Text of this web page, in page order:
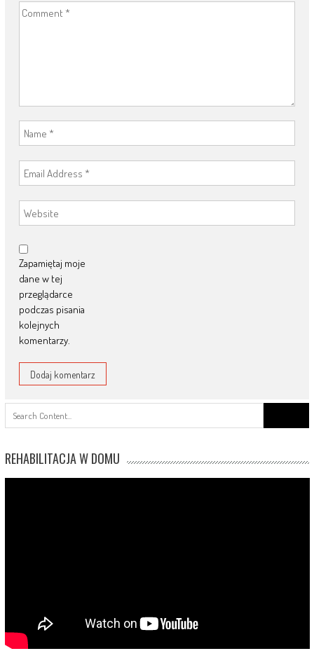
Zapamiętaj moje
dane w tej
przeglądarce
podczas pisania
kolejnych
komentarzy.
for:
REHABILITACJA W DOMU